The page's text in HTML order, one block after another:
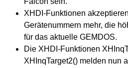
XHDI-Funktionen
Gerätenummern mehr, die
für das aktuelle GEMDOS.
Die XHDI-Funktionen
XHInqTarget2() melden nun